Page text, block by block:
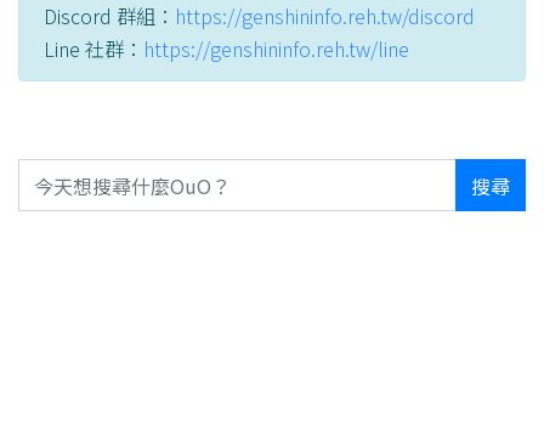
Discord 群組： https://genshininfo.reh.tw/discord
Line 社群： https://genshininfo.reh.tw/line
搜尋